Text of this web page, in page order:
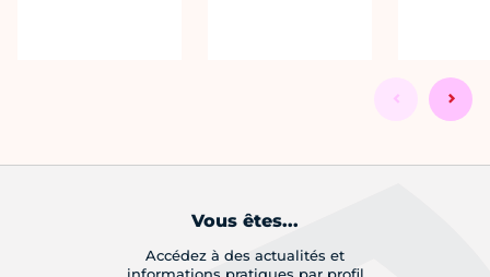
Vous êtes...
Accédez à des actualités et